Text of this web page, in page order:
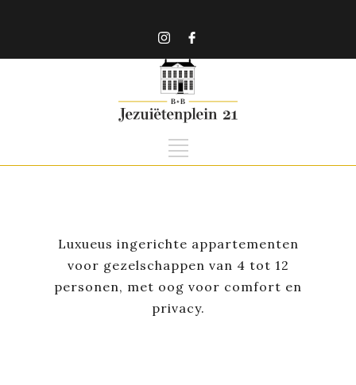
Luxueus ingerichte appartementen
voor gezelschappen van 4 tot 12
personen, met oog voor comfort en
privacy.